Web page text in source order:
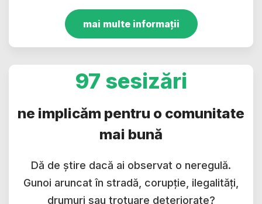
mai multe informații
97 sesizări
ne implicăm pentru o comunitate
mai bună
Dă de știre dacă ai observat o neregulă.
Gunoi aruncat în stradă, corupție, ilegalități,
drumuri sau trotuare deteriorate?